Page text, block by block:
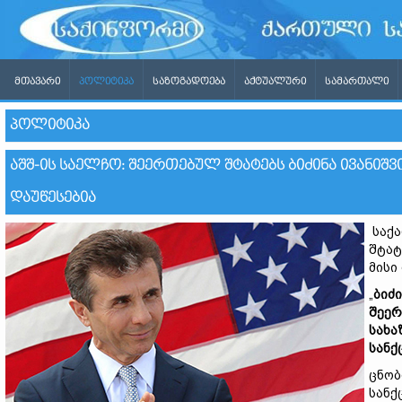
ᲛᲗᲐᲕᲐᲠᲘ ᲞᲝᲚᲘᲢᲘᲙᲐ ᲡᲐᲖᲝᲒᲐᲓᲝᲔᲑᲐ ᲐᲥᲢᲣᲐᲚᲣᲠᲘ ᲡᲐᲛᲐᲠᲗᲐᲚᲘ
ᲞᲝᲚᲘᲢᲘᲙᲐ
ᲐᲨᲨ-ᲘᲡ ᲡᲐᲔᲚᲩᲝ: ᲨᲔᲔᲠᲗᲔᲑᲣᲚ ᲨᲢᲐᲢᲔᲑᲡ ᲑᲘᲫᲘᲜᲐ
ᲓᲐᲣᲬᲔᲡᲔᲑᲘᲐ
მისი
„